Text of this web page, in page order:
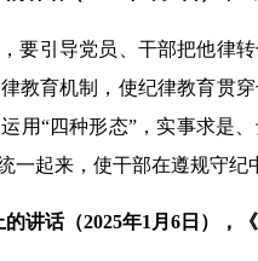
要引导党员、干部把他律
教育机制，使纪律教育贯
用“四种形态”，实事求是
起来，使干部在遵规守纪
讲话（2025年1月6日），